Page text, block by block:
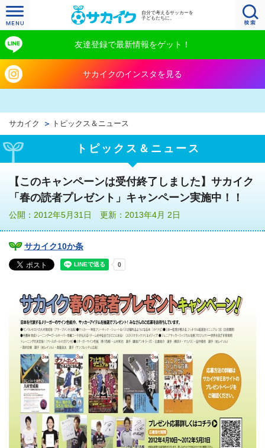
自分で考えるサッカーを
子どもたちに。
友達登録で最新情報をゲット！
サカイクのインスタを見る
サカイク トピックス＆ニュース
トピックス＆ニュース
【このキャンペーンは受付終了しました】サカイク
「春の読者プレゼント」キャンペーン実施中！！
公開：2012年5月31日 更新：2013年4月 2日
サカイク10か条